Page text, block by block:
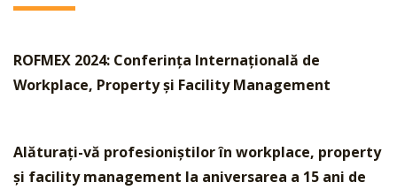
ROFMEX 2024: Conferința Internațională de
Workplace, Property și Facility Management
Alăturați-vă profesioniștilor în workplace, property
și facility management la aniversarea a 15 ani de